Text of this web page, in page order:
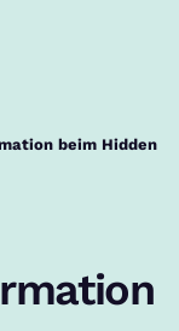
beim Hidden